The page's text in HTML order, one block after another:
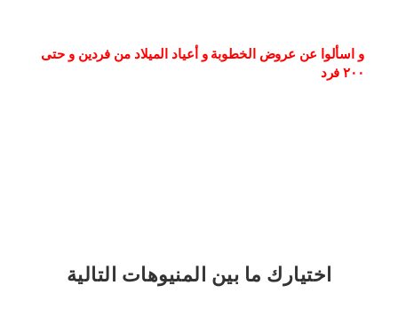
٢٠٠ فرد
اختيارك ما بين المنيوهات التالية